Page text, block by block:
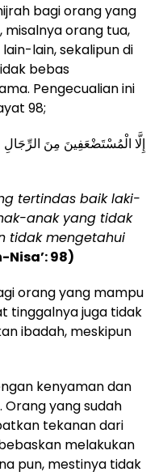
bagi orang yang
orang tua,
lain, sekalipun di
bebas
Pengecualian ini
98;
إِلَّا الْمُسْتَضْعَفِينَ مِنَ الرِّجَالِ
tertindas baik laki-
anak yang tidak
tidak mengetahui
-Nisa’: 98)
orang yang mampu
tinggalnya juga tidak
ibadah, meskipun
kenyaman dan
yang sudah
tekanan dari
melakukan
pun, mestinya tidak